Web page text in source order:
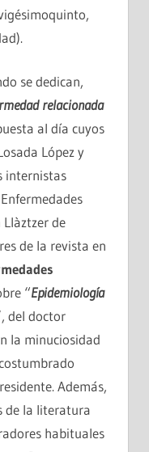
se dedican,
relacionada
al día cuyos
López y
internistas
de
de la revista en
“Epidemiología
del doctor
la minuciosidad
Además,
de la literatura
habituales